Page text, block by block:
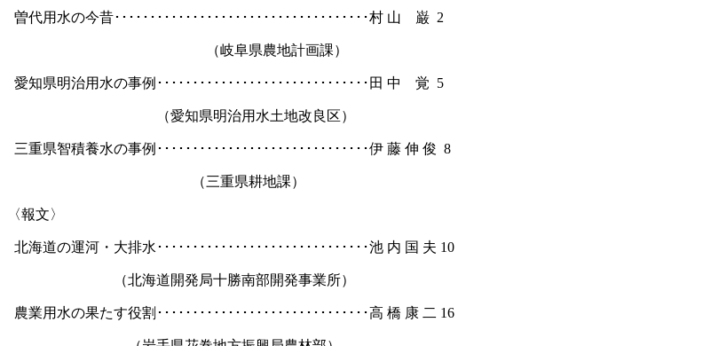
曽代用水の今昔････････････････････････････････････村 山 巌 2
（岐阜県農地計画課）
愛知県明治用水の事例･･････････････････････････････田 中 覚 5
（愛知県明治用水土地改良区）
三重県智積養水の事例･･････････････････････････････伊 藤 伸 俊 8
（三重県耕地課）
〈報文〉
北海道の運河・大排水･･････････････････････････････池 内 国 夫 10
（北海道開発局十勝南部開発事業所）
農業用水の果たす役割･･････････････････････････････高 橋 康 二 16